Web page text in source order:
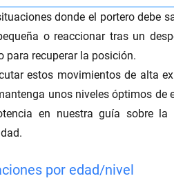
donde el portero debe
o reaccionar tras un
para recuperar la posición.
estos movimientos de alta
unos niveles óptimos
en nuestra guía sobre la
por edad/nivel